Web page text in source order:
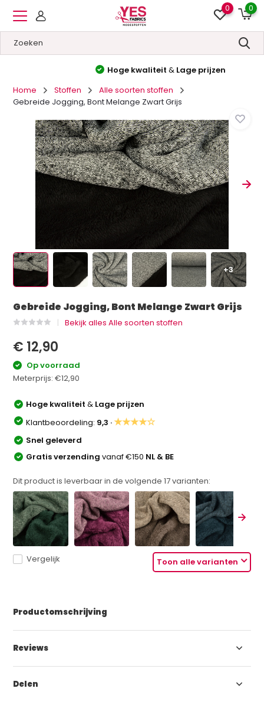
0 0
Hoge kwaliteit&Lage prijzen
Home
Stoffen
Alle soorten stoffen
Gebreide Jogging, Bont Melange Zwart Grijs
+3
Gebreide Jogging, Bont Melange Zwart Grijs
Bekijk alles Alle soorten stoffen
€ 12,90
Op voorraad
Meterprijs:€12,90
Hoge kwaliteit& Lage prijzen
Klantbeoordeling: 9,3 ·★★★★☆
Snel geleverd
Gratis verzendingvanaf €150 NL & BE
Dit product is leverbaar in de volgende17varianten:
Toon alle varianten
Vergelijk
Productomschrijving
Reviews
Delen